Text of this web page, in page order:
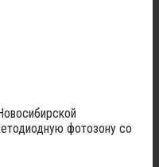
фотозону со